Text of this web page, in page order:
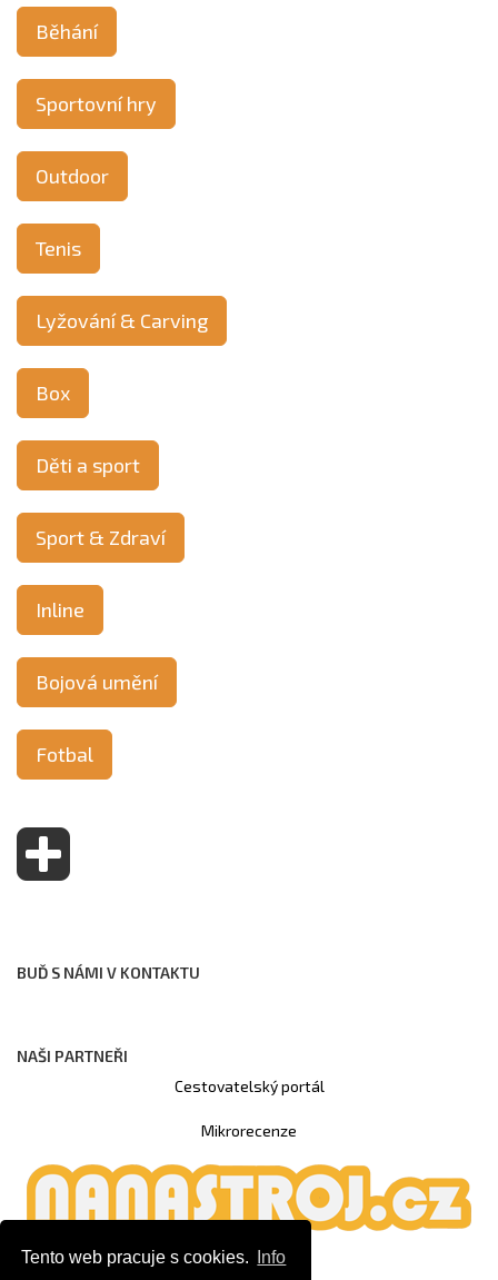
Tento web pracuje s cookies. Info
Běhání
Sportovní hry
Outdoor
Tenis
Lyžování & Carving
Box
Děti a sport
Sport & Zdraví
Inline
Bojová umění
Fotbal
BUĎ S NÁMI V KONTAKTU
NAŠI PARTNEŘI
Cestovatelský portál
Mikrorecenze